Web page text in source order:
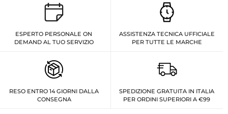
ESPERTO PERSONALE ON
DEMAND AL TUO SERVIZIO
ASSISTENZA TECNICA UFFICIALE
PER TUTTE LE MARCHE
RESO ENTRO 14 GIORNI DALLA
CONSEGNA
SPEDIZIONE GRATUITA IN ITALIA
PER ORDINI SUPERIORI A €99